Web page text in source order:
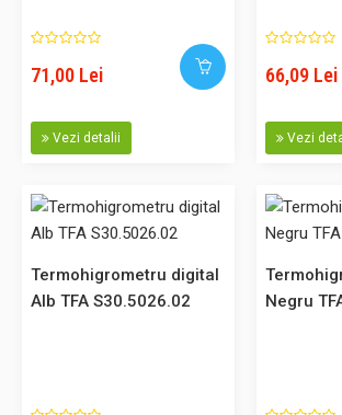
Cod: S30.5021.01 Acest produs poate fi
ideal pentru afisarea temperaturii si
interioare. La alegere, aparatul poate
71,00 Lei
Vezi detalii
66,09 Lei
Vezi
Termohigrometru digital
Alb TFA S30.5026.02
Negru